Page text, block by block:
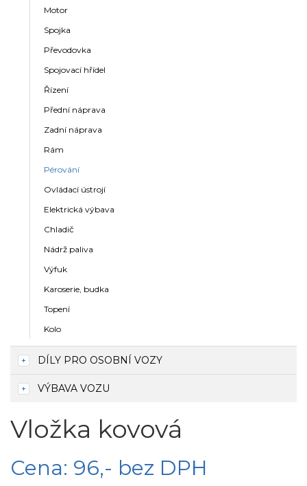
Motor
Spojka
Převodovka
Spojovací hřídel
Řízení
Přední náprava
Zadní náprava
Rám
Pérování
Ovládací ústrojí
Elektrická výbava
Chladič
Nádrž paliva
Výfuk
Karoserie, budka
Topení
Kolo
DÍLY PRO OSOBNÍ VOZY
VÝBAVA VOZU
Vložka kovová
Cena: 96,- bez DPH